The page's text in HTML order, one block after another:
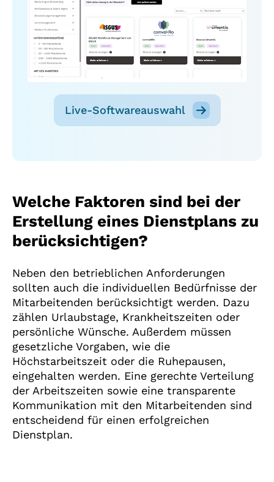
Live-Softwareauswahl
Welche Faktoren sind bei der
Erstellung eines Dienstplans zu
berücksichtigen?
Neben den betrieblichen Anforderungen
sollten auch die individuellen Bedürfnisse der
Mitarbeitenden berücksichtigt werden. Dazu
zählen Urlaubstage, Krankheitszeiten oder
persönliche Wünsche. Außerdem müssen
gesetzliche Vorgaben, wie die
Höchstarbeitszeit oder die Ruhepausen,
eingehalten werden. Eine gerechte Verteilung
der Arbeitszeiten sowie eine transparente
Kommunikation mit den Mitarbeitenden sind
entscheidend für einen erfolgreichen
Dienstplan.